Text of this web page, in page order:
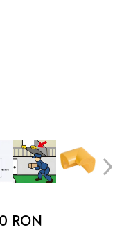
RON